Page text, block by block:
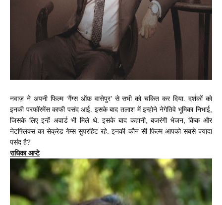
नवाज़ ने अपनी फिल्म ‘गैंग्स ऑफ़ वासेपुर’ से सभी को चकित कर दिया. दर्शकों को
इनकी परफॉरमेंस काफी पसंद आई. इसके बाद तलाश में इन्होने नेगेतिवे भूमिका निभाई,
जिसके लिए इन्हें अवार्ड भी मिले थे. इसके बाद कहानी, बजरंगी भेजन, किक और
नेटफ्लिक्स का सेक्रेड गेम्स सुपरहिट रहे. इनकी कौन सी फिल्म आपको सबसे ज्यादा
पसंद है?
राधिका आप्टे